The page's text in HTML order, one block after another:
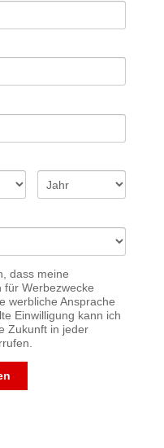
dass meine
für Werbezwecke
werbliche Ansprache
Einwilligung kann ich
Zukunft in jeder